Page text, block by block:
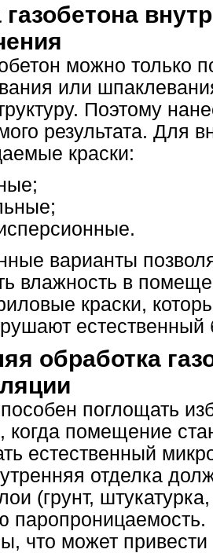
газобетона
можно только
или
Поэтому
результата. Для
краски:
варианты
влажность в
краски,
естественный
обработка
поглощать
когда помещение
естественный
отделка
(грунт,
паропроницаемость.
что может